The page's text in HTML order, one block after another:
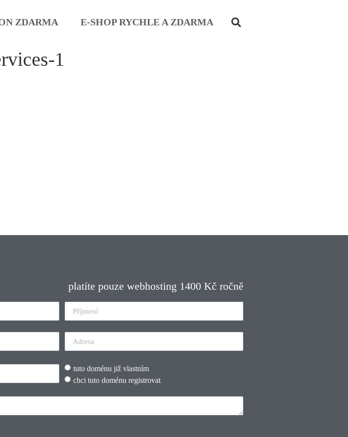
ZDARMA E-SHOP RYCHLE A ZDARMA
1
platíte pouze webhosting 1400 Kč ročně
tuto doménu již vlastním
chci tuto doménu registrovat